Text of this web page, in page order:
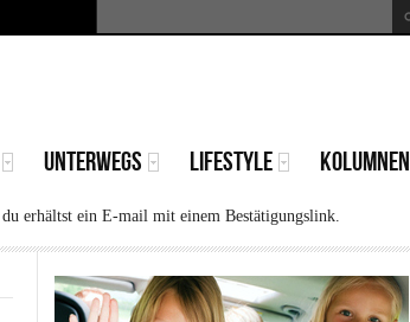
Suchformular
UNTERWEGS LIFESTYLE KOLUMNEN
erhältst ein E-mail mit einem Bestätigungslink.